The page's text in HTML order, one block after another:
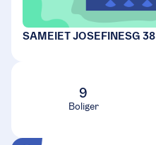
SAMEIET JOSEFINESG 38
9
Boliger